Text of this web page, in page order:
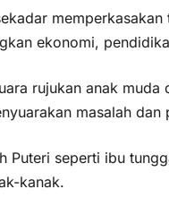
ekonomi,
rujukan anak muda
masalah dan
Puteri seperti ibu
kanak.